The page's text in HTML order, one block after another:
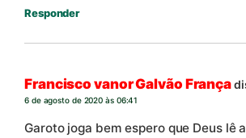
Responder
Francisco vanor Galvão França
6 de agosto de 2020 às 06:41
Garoto joga bem espero que Deus lê